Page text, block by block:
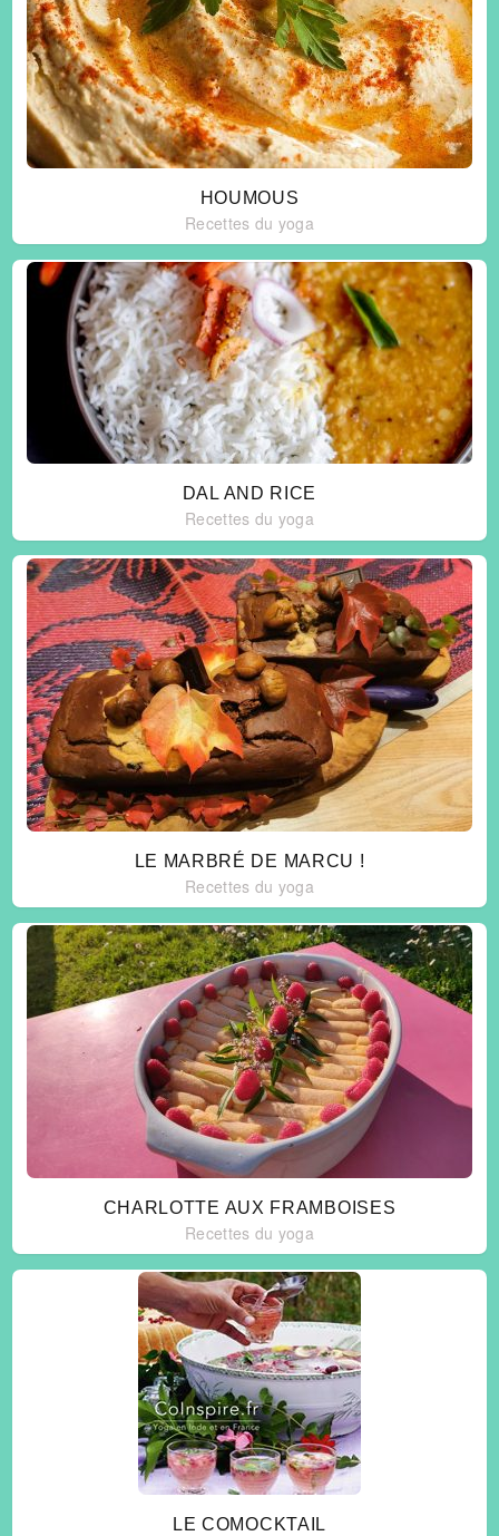
HOUMOUS
Recettes du yoga
DAL AND RICE
Recettes du yoga
LE MARBRÉ DE MARCU !
Recettes du yoga
CHARLOTTE AUX FRAMBOISES
Recettes du yoga
LE COMOCKTAIL